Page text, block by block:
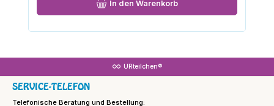
In den Warenkorb
URteilchen®
SERVICE-TELEFON
Telefonische Beratung und Bestellung: